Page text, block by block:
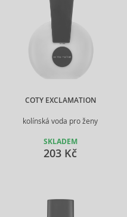
COTY EXCLAMATION
kolínská voda pro ženy
SKLADEM
203 Kč